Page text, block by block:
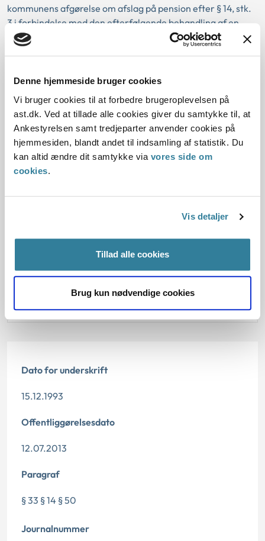
Denne hjemmeside bruger cookies
Vi bruger cookies til at forbedre brugeroplevelsen på
ast.dk. Ved at tillade alle cookies giver du samtykke til, at
Ankestyrelsen samt tredjeparter anvender cookies på
hjemmesiden, blandt andet til indsamling af statistik. Du
kan altid ændre dit samtykke via vores side om
cookies.
Vis detaljer
Tillad alle cookies
Brug kun nødvendige cookies
kommunens afgørelse om afslag på pension efter § 14, stk.
3 i forbindelse med den efterfølgende behandling af en
klage, var til hinder for at Ankestyrelsen kan behandle
revaliderings- og pensionsnævnets afgørelse om afslag på
mellemste førtidspension, som er indanket i
overensstemmelse med den almindelige klageregel i lovens
§ 50, stk. 2, 1. pkt.
Kassation:
Afgørelse:
Afgørelse:
Dato for underskrift
15.12.1993
Offentliggørelsesdato
12.07.2013
Paragraf
§ 33 § 14 § 50
Journalnummer